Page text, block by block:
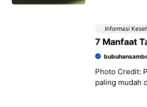
Informasi
7 Manfaat
Photo Credit:
paling mudah